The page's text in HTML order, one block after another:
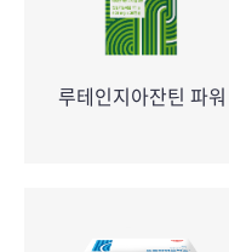
루테인지아잔틴 파워